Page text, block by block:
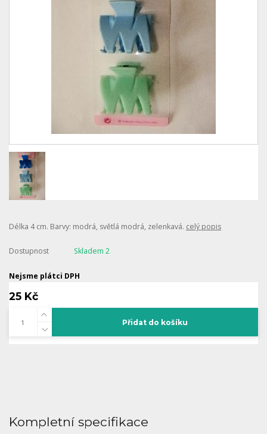
Délka 4 cm. Barvy: modrá, světlá modrá, zelenkavá. celý popis
Dostupnost Skladem 2
Nejsme plátci DPH
25 Kč
Přidat do košíku
Kompletní specifikace